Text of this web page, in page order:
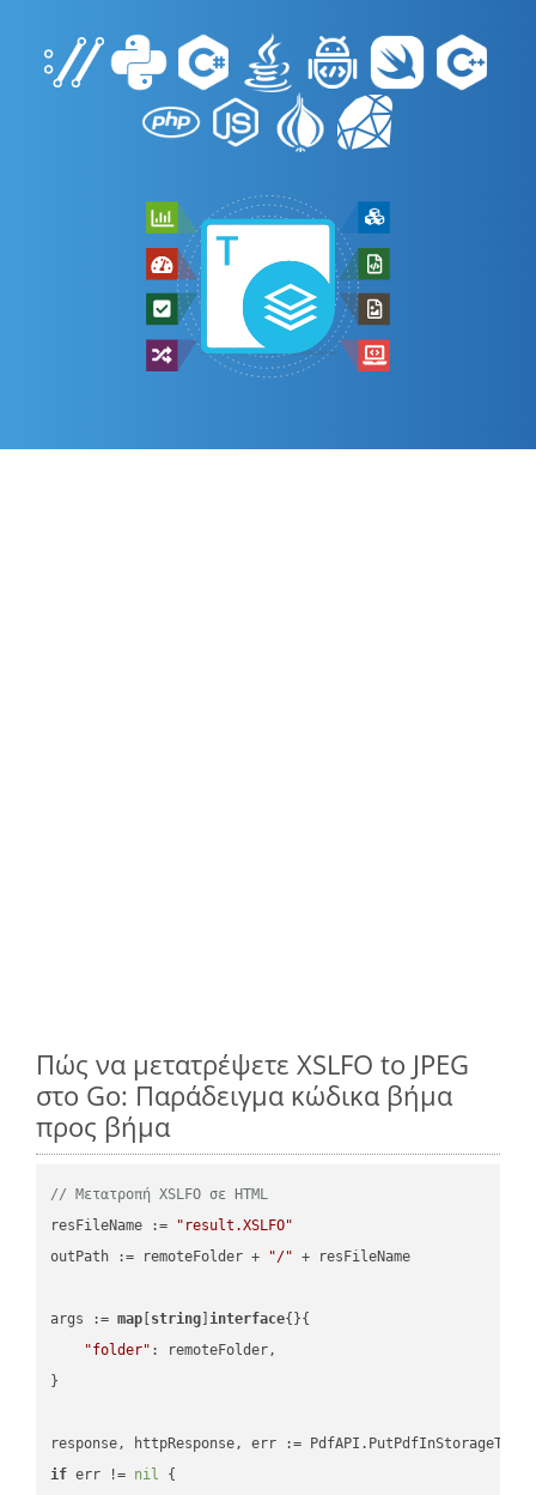
Πώς να μετατρέψετε XSLFO to JPEG
στο Go: Παράδειγμα κώδικα βήμα
προς βήμα
// Μετατροπή XSLFO σε HTML
resFileName :=
"result.XSLFO"
outPath := remoteFolder +
"/" + resFileName
args := map string ]interface{}{
"folder" : remoteFolder,
}
if err != nil {